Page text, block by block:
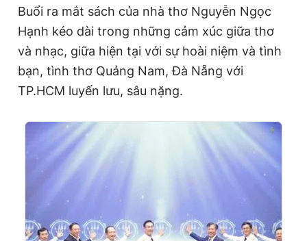
Buổi ra mắt sách của nhà thơ Nguyễn Ngọc
Hạnh kéo dài trong những cảm xúc giữa thơ
và nhạc, giữa hiện tại với sự hoài niệm và tình
bạn, tình thơ Quảng Nam, Đà Nẵng với
TP.HCM luyến lưu, sâu nặng.